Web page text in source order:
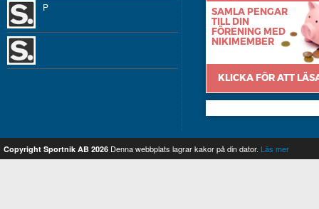
Erik
Mats
P
Copyright Sportnik AB 2026 Denna webbplats lagrar kakor på din dator. Läs mer